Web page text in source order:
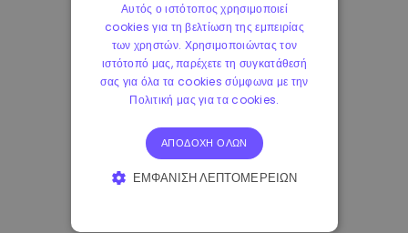
Αυτός ο ιστότοπος χρησιμοποιεί
cookies για τη βελτίωση της εμπειρίας
των χρηστών. Χρησιμοποιώντας τον
ιστότοπό μας, παρέχετε τη συγκατάθεσή
σας για όλα τα cookies σύμφωνα με την
Πολιτική μας για τα cookies.
ΑΠΟΔΟΧΉ ΌΛΩΝ
ΕΜΦΆΝΙΣΗ ΛΕΠΤΟΜΕΡΕΙΏΝ